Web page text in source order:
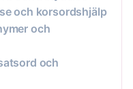
och korsordshjälp
och
och